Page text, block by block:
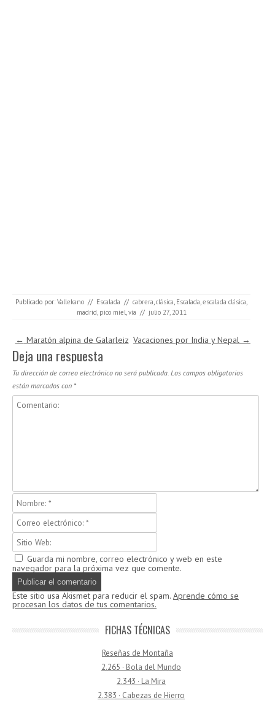
Publicado por: Vallekano // Escalada // cabrera clásica Escalada escalada clásica
madrid pico miel vía // julio 27, 2011
Navegación de entradas
← Maratón alpina de Galarleiz Vacaciones por India y Nepal →
Deja una respuesta
Tu dirección de correo electrónico no será publicada. Los campos obligatorios
están marcados con *
Guarda mi nombre, correo electrónico y web en este
navegador para la próxima vez que comente.
Este sitio usa Akismet para reducir el spam. Aprende cómo se
procesan los datos de tus comentarios.
FICHAS TÉCNICAS
Reseñas de Montaña
2.265 · Bola del Mundo
2.343 · La Mira
2.383 · Cabezas de Hierro